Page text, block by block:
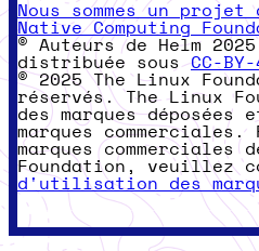
Nous sommes un
Native Computing
© Auteurs de Helm
distribuée sousCC-
© 2025 The Linux
réservés. The Linux
des marques
marques
marques commerciales
Foundation, veuillez
d'utilisation des